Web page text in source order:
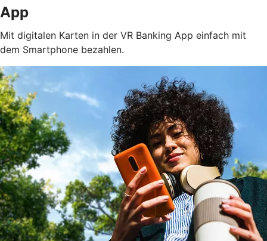
App
Mit digitalen Karten in der VR Banking App einfach mit
dem Smartphone bezahlen.